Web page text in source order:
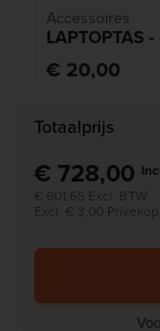
Accessoires
LAPTOPTAS
€ 20,00
Totaalprijs
€ 728,00
€ 601,65 Excl. BTW
Excl. € 3,00